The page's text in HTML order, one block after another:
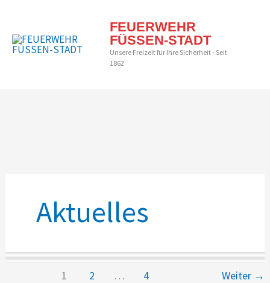
springen
FEUERWEHR
FÜSSEN-STADT
Unsere Freizeit für Ihre Sicherheit - Seit
1862
Aktuelles
1 2 … 4 Weiter →